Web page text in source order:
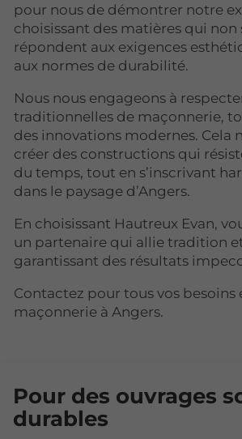
pour nous de démontrer notre
choisissant des matières qui non
répondent aux exigences
aux normes de durabilité.
Nous nous engageons à
traditionnelles de maçonnerie,
des innovations modernes. Cela
créer des constructions qui
du temps, tout en s’inscrivant
dans le paysage d’Angers.
En choisissant Hautreux Evan,
un partenaire qui allie tradition
garantissant des résultats
Contactez pour tous vos besoins
maçonnerie à Angers.
Pour des ouvrages
durables